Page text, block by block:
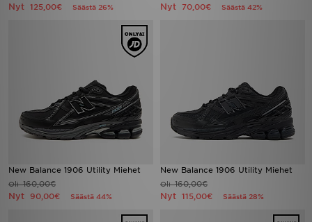
Nyt 125,00€ Säästä 26% Nyt 70,00€ Säästä 42%
New Balance 1906 Utility Miehet
Oli160,00€
Nyt 90,00€ Säästä 44%
New Balance 1906 Utility Miehet
Oli160,00€
Nyt 115,00€ Säästä 28%